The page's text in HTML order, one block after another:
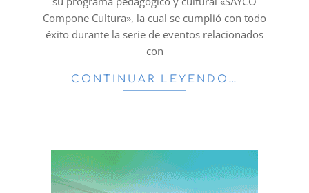
Compone Cultura», la cual se cumplió con todo
éxito durante la serie de eventos relacionados
con
CONTINUAR LEYENDO…